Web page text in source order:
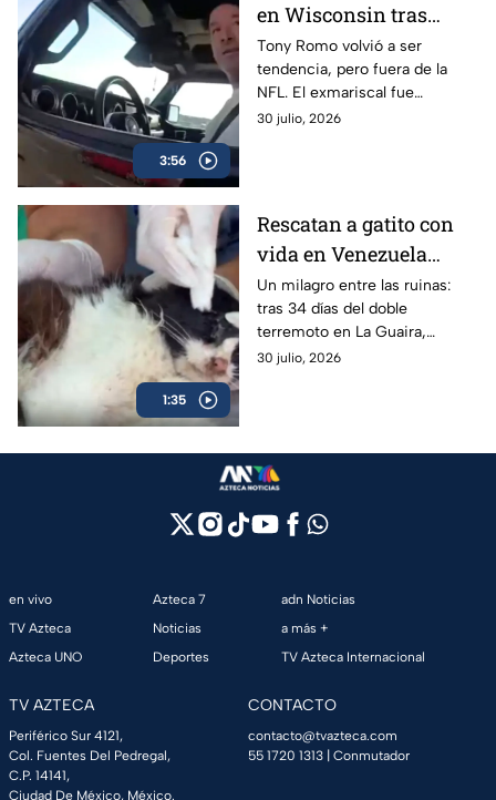
3:56
en Wisconsin tras
negarse a realizar la
prueba de alcohol
Tony Romo volvió a ser
tendencia, pero fuera de la
NFL. El exmariscal fue
detenido tras negarse a una
30 julio, 2026
1:35
Rescatan a gatito con
vida en Venezuela
después de 34 días bajo
los escombros
Un milagro entre las ruinas:
tras 34 días del doble
terremoto en La Guaira,
voluntarios lograron rescatar a
30 julio, 2026
en vivo
TV Azteca
Azteca UNO
Azteca 7
Noticias
Deportes
adn Noticias
a más +
TV Azteca Internacional
TV AZTECA
Periférico Sur 4121,
Col. Fuentes Del Pedregal,
C.P. 14141,
Ciudad De México, México.
CONTACTO
contacto@tvazteca.com
55 1720 1313 | Conmutador